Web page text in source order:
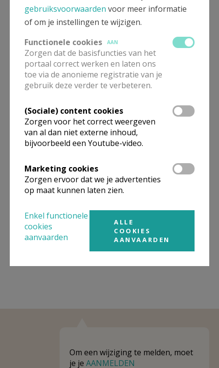
In deze kerk vinden geen weekendvieringen plaats. Via de
onderstaande lijst kan je het aanbod van kerken in de buurt
raadplegen.
Omgeving
Niet gevonden wat je zocht? Hier vind je
organisaties, in de buurt.
Kerken in of nabij
Asse - Krokegem
Om een wijziging te melden, moet
je je AANMELDEN
gebruiksvoorwaarden voor meer informatie
of om je instellingen te wijzigen.
Functionele cookies
AAN
Zorgen dat de basisfuncties van het
portaal correct werken en laten ons
toe via de anonieme registratie van je
gebruik deze verder te verbeteren.
(Sociale) content cookies
Zorgen voor het correct weergeven
van al dan niet externe inhoud,
bijvoorbeeld een Youtube-video.
Marketing cookies
Zorgen ervoor dat we je advertenties
op maat kunnen laten zien.
Enkel functionele
cookies
aanvaarden
ALLE
COOKIES
AANVAARDEN